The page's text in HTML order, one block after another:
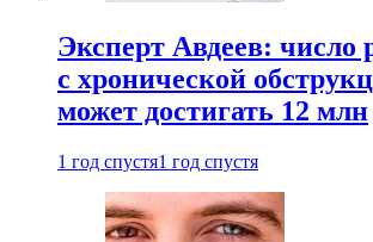
Эксперт Авдеев: число
с хронической
может достигать 12 млн
1 год спустя1 год спустя